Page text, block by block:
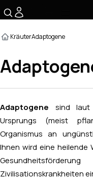
KräuterAdaptogene
Adaptogene sind laut
Ursprungs (meist
Organismus an
Ihnen wird eine heilende
Zivilisationskrankheiten